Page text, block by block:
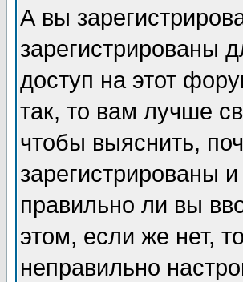
А вы
зарегистрированы
доступ на этот
так, то вам лучше
чтобы выяснить,
зарегистрированы
правильно ли вы
этом, если же нет,
неправильно